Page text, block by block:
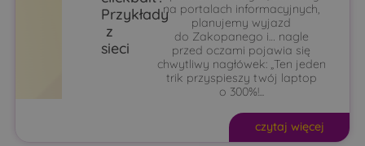
Przykłady
z
sieci
na portalach informacyjnych,
planujemy wyjazd
do Zakopanego i… nagle
przed oczami pojawia się
chwytliwy nagłówek: „Ten jeden
trik przyspieszy twój laptop
o 300%!...
czytaj więcej